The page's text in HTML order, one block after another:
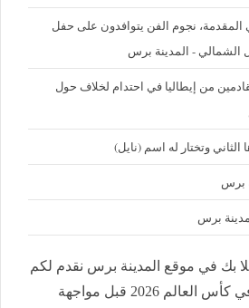
نجوم الفن يتوافدون على حفل
الشمالي - المدينة برس
من إيطاليا في احتدام لخلاف حول
وتختار له اسم (نايل)
برس
برس
بك في موقع المدينة برس نقدم لكم
اليوم مشوار المغرب في كأس العالم 2026 قبل مواجهة